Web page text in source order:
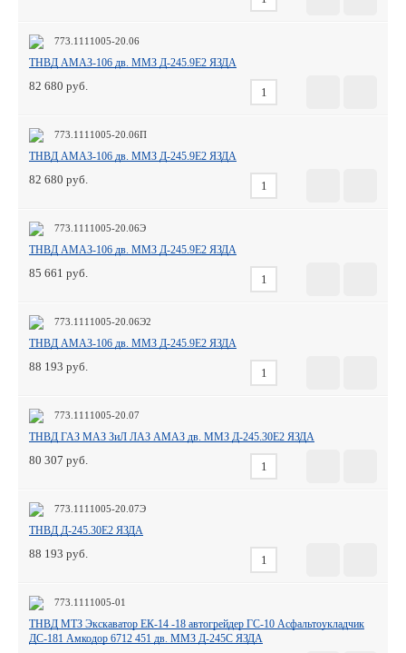
773.1111005-20.06
ТНВД АМАЗ-106 дв. ММЗ Д-245.9Е2 ЯЗДА
82 680
773.1111005-20.06П
ТНВД АМАЗ-106 дв. ММЗ Д-245.9Е2 ЯЗДА
82 680
773.1111005-20.06Э
ТНВД АМАЗ-106 дв. ММЗ Д-245.9Е2 ЯЗДА
85 661
773.1111005-20.06Э2
ТНВД АМАЗ-106 дв. ММЗ Д-245.9Е2 ЯЗДА
88 193
773.1111005-20.07
ТНВД ГАЗ МАЗ ЗиЛ ЛАЗ АМАЗ дв. ММЗ Д-245.30Е2 ЯЗДА
80 307
773.1111005-20.07Э
ТНВД Д-245.30Е2 ЯЗДА
88 193
773.1111005-01
ТНВД МТЗ Экскаватор ЕК-14 -18 автогрейдер ГС-10 Асфальтоукладчик
ДС-181 Амкодор 6712 451 дв. ММЗ Д-245С ЯЗДА